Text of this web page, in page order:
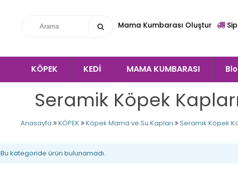
Mama Kumbarası Oluştur
KÖPEK KEDİ MAMA KUMBARASI
Seramik Köpek
Anasayfa KÖPEK Köpek Mama ve Su Kapları Seramik Köpek
Bu kategoride ürün bulunamadı.